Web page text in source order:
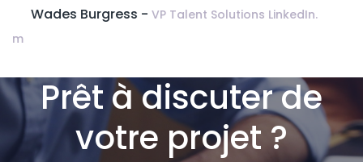
Wades Burgress -VP Talent Solutions LinkedIn.
Prêt à discuter de
votre projet ?